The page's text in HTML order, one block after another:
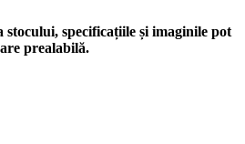
specificațiile și imaginile pot
prealabilă.